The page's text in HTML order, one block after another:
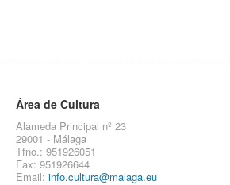
Área de Cultura
Alameda Principal nº 23
29001 - Málaga
Tfno.: 951926051
Fax: 951926644
Email: info.cultura@malaga.eu